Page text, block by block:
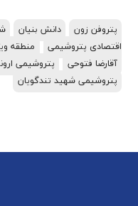
پتروفن زون دانش بنیان
اقتصادی پتروشیمی
منطقه
آقارضا فتوحی
پتروشیمی
پتروشیمی شهید تندگویان